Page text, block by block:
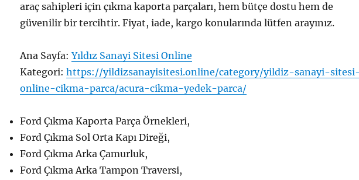
araç sahipleri için çıkma kaporta parçaları, hem bütçe dostu hem de
güvenilir bir tercihtir. Fiyat, iade, kargo konularında lütfen arayınız.
Ana Sayfa:Yıldız Sanayi Sitesi Online
Kategori: https://yildizsanayisitesi.online/category/yildiz-sanayi-
online-cikma-parca/acura-cikma-yedek-parca/
Ford Çıkma Kaporta Parça Örnekleri,
Ford Çıkma Sol Orta Kapı Direği,
Ford Çıkma Arka Çamurluk,
Ford Çıkma Arka Tampon Traversi,